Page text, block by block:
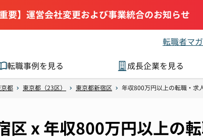
重要】運営会社変更および事業統合のお知らせ
転職者マ
転職事例を見る 成長企業を見る
都 東京都（23区） 東京都新宿区 年収800万円以上の転職・求
区 x 年収800万円以上の